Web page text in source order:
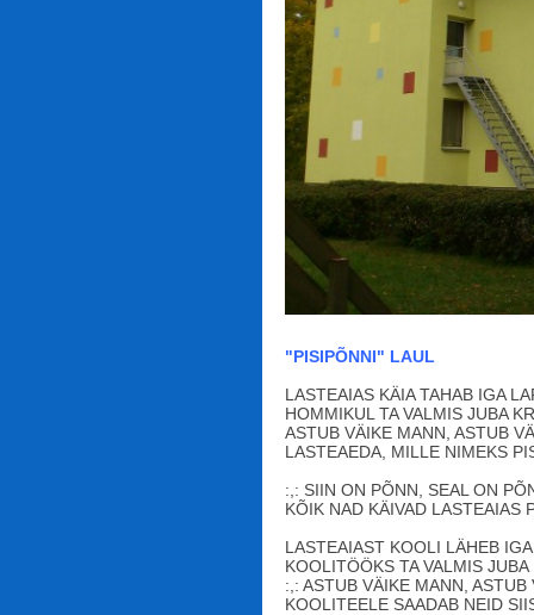
"PISIPÕNNI" LAUL
LASTEAIAS KÄIA TAHAB IGA
HOMMIKUL TA VALMIS JUBA
ASTUB VÄIKE MANN, ASTUB
LASTEAEDA, MILLE NIMEKS
:,: SIIN ON PÕNN, SEAL ON
KÕIK NAD KÄIVAD LASTEAIAS
LASTEAIAST KOOLI LÄHEB
KOOLITÖÖKS TA VALMIS JUBA
:,: ASTUB VÄIKE MANN, ASTUB
KOOLITEELE SAADAB NEID